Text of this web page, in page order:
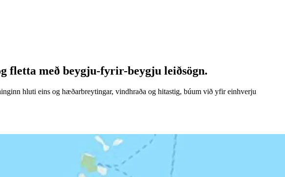
með beygju-fyrir-beygju leiðsögn.
hluti eins og hæðarbreytingar, vindhraða og hitastig, búum við yfir einhverju